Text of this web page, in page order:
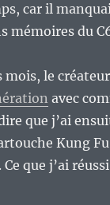
car il
mémoires du
mois, le
avec
que j’ai
Kung
Ce que j’ai